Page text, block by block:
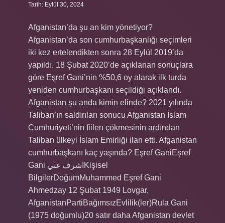
Tarih: Eylül 30, 2024
Afganistan’da şu an kim yönetiyor?
Afganistan’da son cumhurbaşkanlığı seçimleri
iki kez ertelendikten sonra 28 Eylül 2019’da
yapıldı. 18 Şubat 2020’de açıklanan sonuçlara
göre Eşref Gani’nin %50,6 oy alarak ilk turda
yeniden cumhurbaşkanı seçildiği açıklandı.
Afganistan şu anda kimin elinde? 2021 yılında
Taliban’ın saldırıları sonucu Afganistan İslam
Cumhuriyeti’nin fiilen çökmesinin ardından
Taliban ülkeyi İslam Emirliği ilan etti. Afganistan
cumhurbaşkanı kaç yaşında? Eşref GaniEşref
Gani اشرف غنيKişisel
BilgilerDoğumMuhammed Eşref Gani
Ahmedzay 12 Şubat 1949 Lovgar,
AfganistanPartiBağımsızEvlilik(ler)Rula Gani
(1975 doğumlu)20 satır daha Afganistan devlet